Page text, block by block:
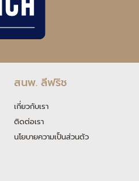
สนพ. ลีฟริช
เกี่ยวกับเรา
ติดต่อเรา
นโยบายความเป็นส่วนตัว